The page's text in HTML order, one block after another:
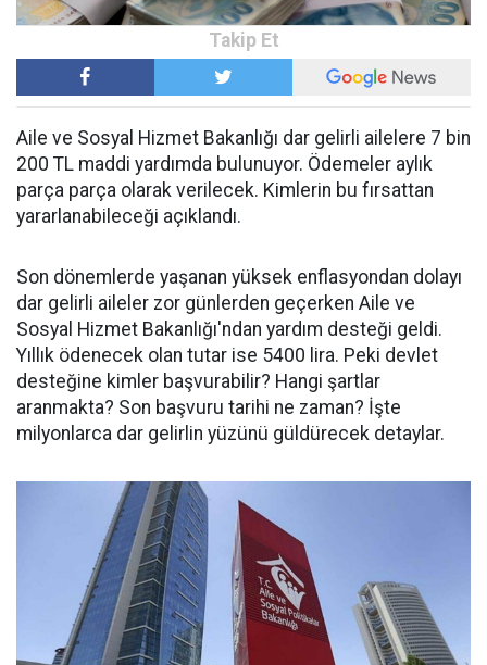
Aile ve Sosyal Hizmet Bakanlığı dar gelirli ailelere 7 bin
200 TL maddi yardımda bulunuyor. Ödemeler aylık
parça parça olarak verilecek. Kimlerin bu fırsattan
yararlanabileceği açıklandı.
Son dönemlerde yaşanan yüksek enflasyondan dolayı
dar gelirli aileler zor günlerden geçerken Aile ve
Sosyal Hizmet Bakanlığı'ndan yardım desteği geldi.
Yıllık ödenecek olan tutar ise 5400 lira. Peki devlet
desteğine kimler başvurabilir? Hangi şartlar
aranmakta? Son başvuru tarihi ne zaman? İşte
milyonlarca dar gelirlin yüzünü güldürecek detaylar.